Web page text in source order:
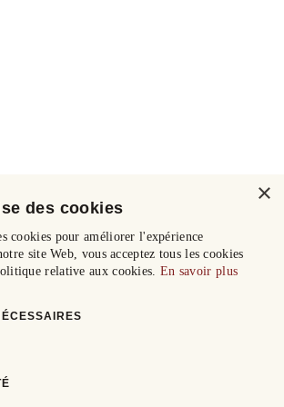
×
des cookies
cookies pour améliorer l'expérience
site Web, vous acceptez tous les cookies
relative aux cookies. En savoir plus